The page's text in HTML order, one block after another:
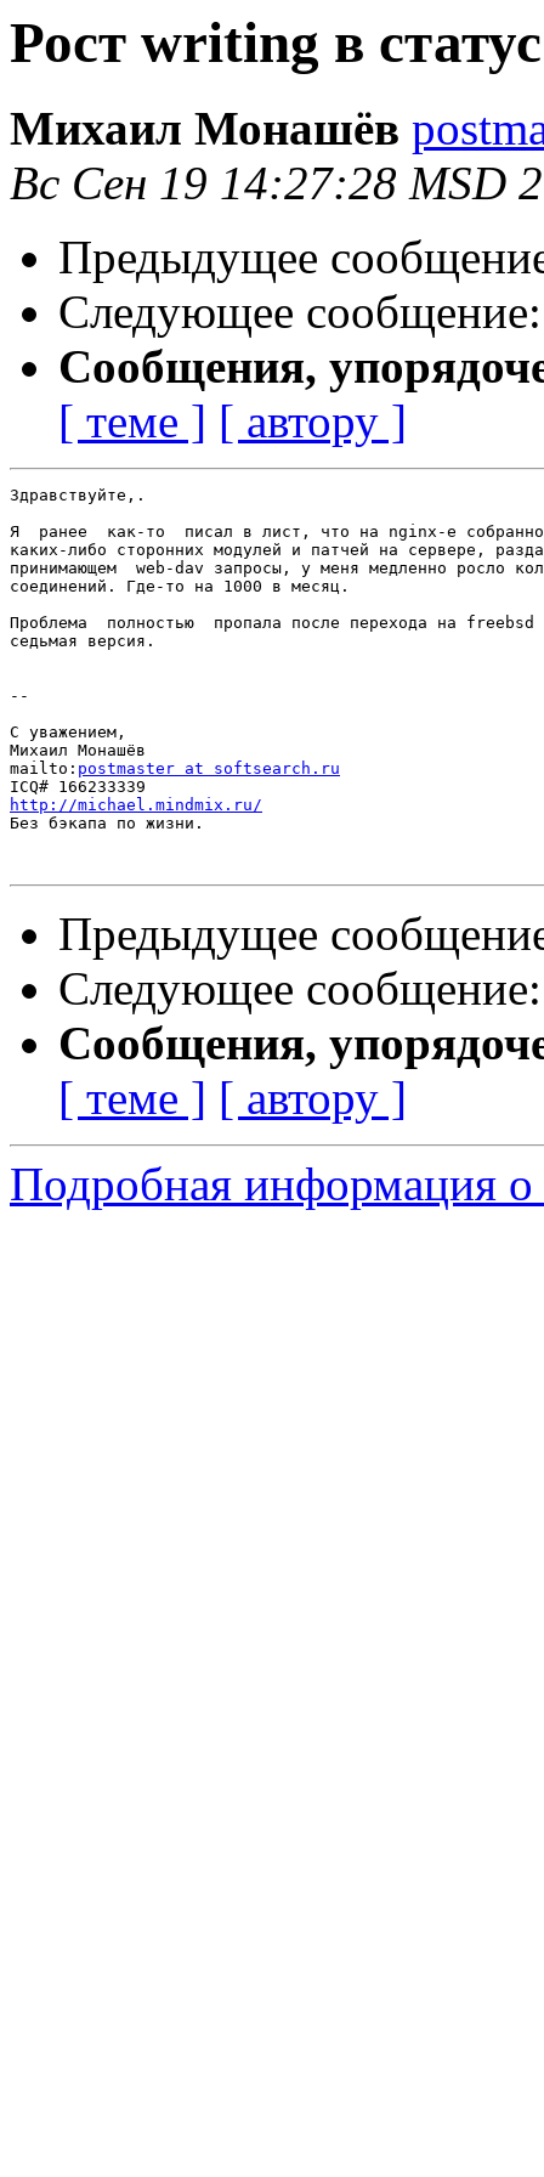
Рост writing в
Михаил Монашёв
Вс Сен 19 14:27:28 MSD
Предыдущее
Следующее
Сообщения,
[ теме ] [ автору ]
Здравствуйте,.
Я  ранее  как-то  писал в лист, что на nginx-е
каких-либо сторонних модулей и патчей на сервере,
принимающем  web-dav запросы, у меня медленно росло
соединений. Где-то на 1000 в месяц.
Проблема  полностью  пропала после перехода на
седьмая версия.
--
С уважением,
Михаил Монашёв
mailto: postmaster at softsearch.ru
http://michael.mindmix.ru/
Без бэкапа по жизни.
Предыдущее
Следующее
Сообщения,
[ теме ] [ автору ]
Подробная информация